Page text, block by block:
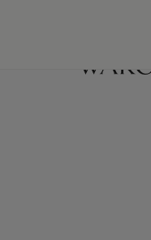
WAKO